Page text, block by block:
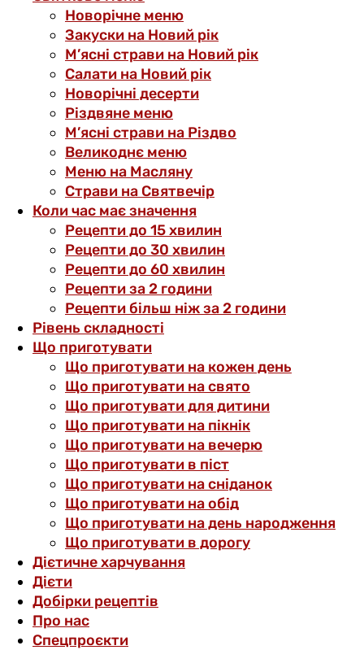
Новорічне меню
Закуски на Новий рік
М’ясні страви на Новий рік
Салати на Новий рік
Новорічні десерти
Різдвяне меню
М’ясні страви на Різдво
Великоднє меню
Меню на Масляну
Страви на Святвечір
Коли час має значення
Рецепти до 15 хвилин
Рецепти до 30 хвилин
Рецепти до 60 хвилин
Рецепти за 2 години
Рецепти більш ніж за 2 години
Рівень складності
Що приготувати
Що приготувати на кожен день
Що приготувати на свято
Що приготувати для дитини
Що приготувати на пікнік
Що приготувати на вечерю
Що приготувати в піст
Що приготувати на сніданок
Що приготувати на обід
Що приготувати на день народження
Що приготувати в дорогу
Дієтичне харчування
Дієти
Добірки рецептів
Про нас
Спецпроєкти